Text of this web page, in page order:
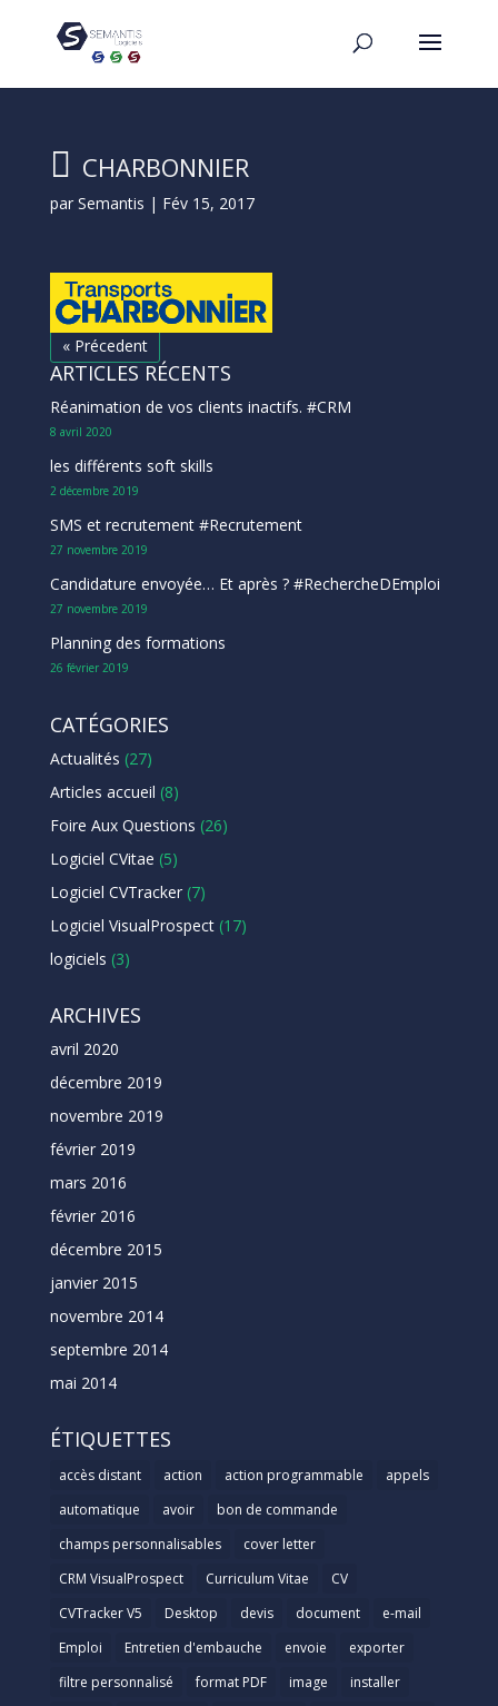
CHARBONNIER
par Semantis | Fév 15, 2017
« Précedent
ARTICLES RÉCENTS
Réanimation de vos clients inactifs. #CRM
8 avril 2020
les différents soft skills
2 décembre 2019
SMS et recrutement #Recrutement
27 novembre 2019
Candidature envoyée… Et après ? #RechercheDEmploi
27 novembre 2019
Planning des formations
26 février 2019
CATÉGORIES
Actualités (27)
Articles accueil (8)
Foire Aux Questions (26)
Logiciel CVitae (5)
Logiciel CVTracker(7)
Logiciel VisualProspect(17)
logiciels (3)
ARCHIVES
avril 2020
décembre 2019
novembre 2019
février 2019
mars 2016
février 2016
décembre 2015
janvier 2015
novembre 2014
septembre 2014
mai 2014
ÉTIQUETTES
accès distant action action programmable
appels
automatique
avoir
bon de commande
champs personnalisables
cover letter
CRM VisualProspect
Curriculum Vitae
CV
CVTracker V5
Desktop devis document
e-mail
Emploi
Entretien d'embauche envoie
exporter
filtre personnalisé
format PDF image
installer